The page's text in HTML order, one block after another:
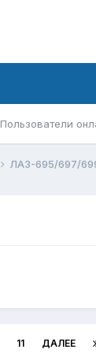
Пользователи
ЛАЗ-695/697/
11 ДАЛЕЕ